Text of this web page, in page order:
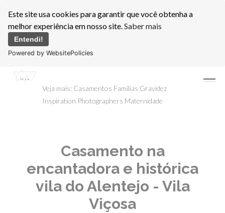
Este site usa cookies para garantir que você obtenha a
melhor experiência em nosso site.Saber mais
Entendi!
Powered by WebsitePolicies
menu
Veja mais: Casamentos Famílias Gravidez
Inspiration Photographers Maternidade
Casamento na
encantadora e histórica
vila do Alentejo - Vila
Viçosa